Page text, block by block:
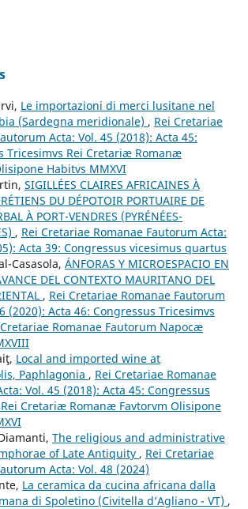
Le importazioni di merci lusitane nel
(Sardegna meridionale) , Rei Cretariae
Acta: Vol. 45 (2018): Acta 45:
Tricesimvs Rei Cretariæ Romanæ
Habitvs MMXVI
SIGILLÉES CLAIRES AFRICAINES À
DU DÉPOTOIR PORTUAIRE DE
À PORT-VENDRES (PYRÉNÉES-
, Rei Cretariae Romanae Fautorum Acta:
Acta 39: Congressus vicesimus quartus
Casasola, ÁNFORAS Y MICROESPACIO EN
DEL CONTEXTO MAURITANO DEL
, Rei Cretariae Romanae Fautorum
(2020): Acta 46: Congressus Tricesimvs
Romanae Fautorum Napocæ
Local and imported wine at
Paphlagonia , Rei Cretariae Romanae
Vol. 45 (2018): Acta 45: Congressus
Cretariæ Romanæ Favtorvm Olisipone
The religious and administrative
of Late Antiquity , Rei Cretariae
Acta: Vol. 48 (2024)
La ceramica da cucina africana dalla
di Spoletino (Civitella d’Agliano - VT) ,